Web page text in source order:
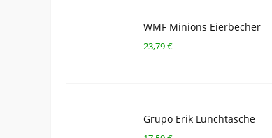
WMF Minions Eierbecher
23,79 €
Grupo Erik Lunchtasche